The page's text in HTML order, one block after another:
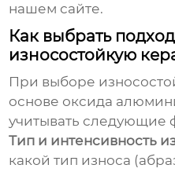
нашем сайте.
Как выбрать
износостойкую
При выборе
основе оксида
учитывать следующие
Тип и интенсивность
какой тип износа